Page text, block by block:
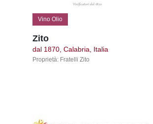
Vino Olio
Zito
dal 1870, Calabria, Italia
Proprietà: Fratelli Zito